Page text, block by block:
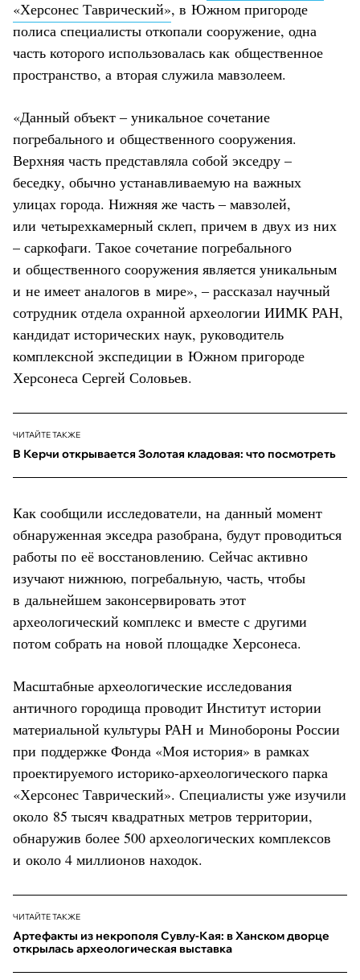
«Херсонес Таврический», в Южном пригороде
полиса специалисты откопали сооружение, одна
часть которого использовалась как общественное
пространство, а вторая служила мавзолеем.
«Данный объект ‒ уникальное сочетание
погребального и общественного сооружения.
Верхняя часть представляла собой экседру –
беседку, обычно устанавливаемую на важных
улицах города. Нижняя же часть ‒ мавзолей,
или четырехкамерный склеп, причем в двух из них
– саркофаги. Такое сочетание погребального
и общественного сооружения является уникальным
и не имеет аналогов в мире», ‒ рассказал научный
сотрудник отдела охранной археологии ИИМК РАН,
кандидат исторических наук, руководитель
комплексной экспедиции в Южном пригороде
Херсонеса Сергей Соловьев.
ЧИТАЙТЕ ТАКЖЕ
В Керчи открывается Золотая кладовая: что посмотреть
Как сообщили исследователи, на данный момент
обнаруженная экседра разобрана, будут проводиться
работы по её восстановлению. Сейчас активно
изучают нижнюю, погребальную, часть, чтобы
в дальнейшем законсервировать этот
археологический комплекс и вместе с другими
потом собрать на новой площадке Херсонеса.
Масштабные археологические исследования
античного городища проводит Институт истории
материальной культуры РАН и Минобороны России
при поддержке Фонда «Моя история» в рамках
проектируемого историко-археологического парка
«Херсонес Таврический». Специалисты уже изучили
около 85 тысяч квадратных метров территории,
обнаружив более 500 археологических комплексов
и около 4 миллионов находок.
ЧИТАЙТЕ ТАКЖЕ
Артефакты из некрополя Сувлу-Кая: в Ханском дворце
открылась археологическая выставка